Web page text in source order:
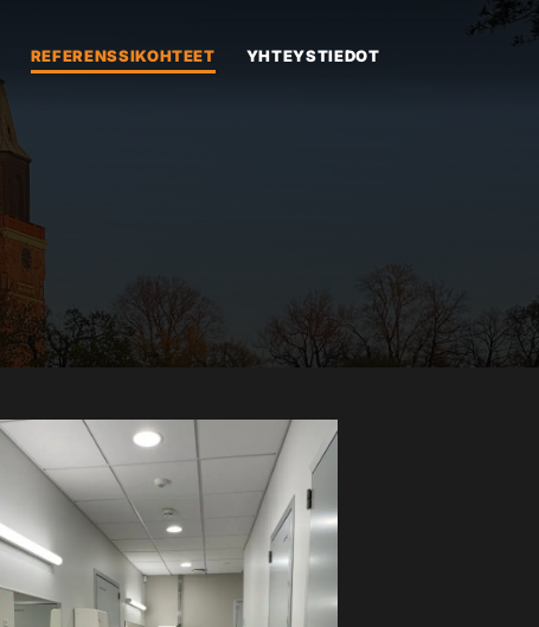
REFERENSSIKOHTEET YHTEYSTIEDOT